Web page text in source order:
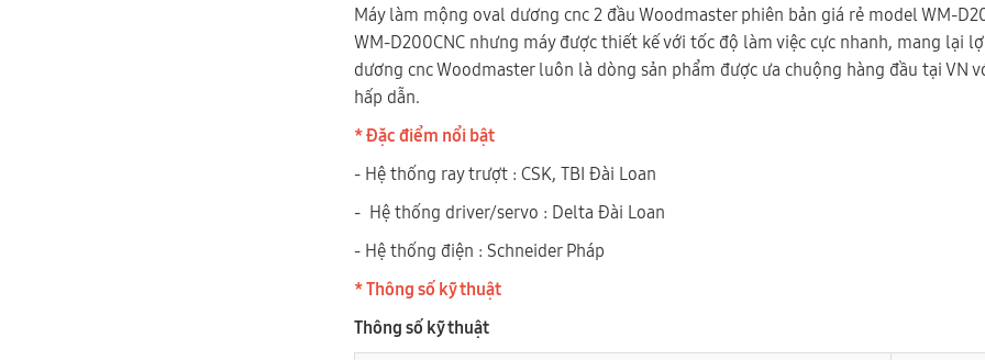
Máy làm mộng oval dương cnc 2 đầu Woodmaster phiên bản giá rẻ model WM-
WM-D200CNC nhưng máy được thiết kế với tốc độ làm việc cực nhanh, mang lại
dương cnc Woodmaster luôn là dòng sản phẩm được ưa chuộng hàng đầu tại VN
hấp dẫn.
* Đặc điểm nổi bật
- Hệ thống ray trượt : CSK, TBI Đài Loan
- Hệ thống driver/servo : Delta Đài Loan
- Hệ thống điện : Schneider Pháp
* Thông số kỹ thuật
Thông số kỹ thuật